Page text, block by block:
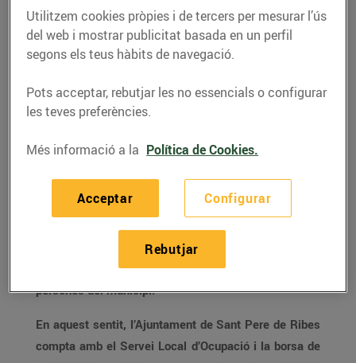
Esclat
31/de maig/2021
Aquest passat divendres 28 de maig, el Grup Bon
Preu i l’Ajuntament de Sant Pere de Ribes van
selecció de personal pel nou establiment Esclat,
trimestre d’aquest any 2021.
treballar de forma conjunta tots aquells aspectes que
fomentin l’ocupabilitat del major nombre possible de
persones del municipi.
En aquest sentit, l’Ajuntament de Sant Pere de Ribes
compta amb el Servei Local d’Ocupació i la borsa de
Utilitzem cookies pròpies i de tercers per mesurar l’ús
del web i mostrar publicitat basada en un perfil
segons els teus hàbits de navegació.
Pots acceptar, rebutjar les no essencials o configurar
les teves preferències.
Més informació a la Política de Cookies.
Configurar
Rebutjar
Acceptar